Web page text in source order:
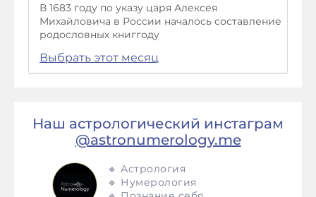
В 1683 году по указу царя Алексея
Михайловича в России началось составление
родословных книггоду
Выбрать этот месяц
Наш астрологический инстаграм
@astronumerology.me
🔹 Астрология
🔹 Нумерология